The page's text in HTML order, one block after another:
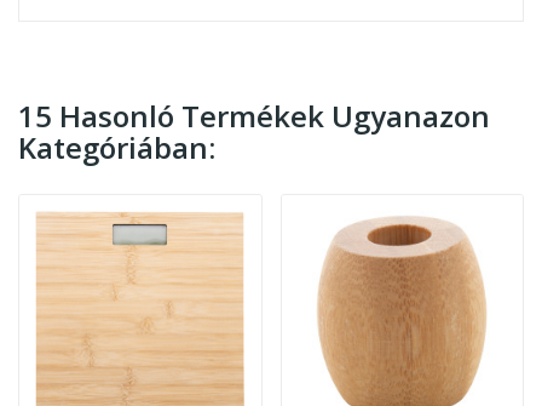
15 Hasonló Termékek Ugyanazon
Kategóriában: